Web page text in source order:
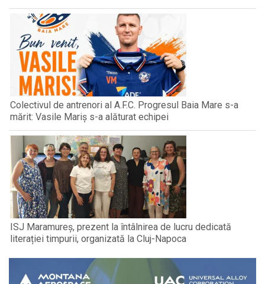
Colectivul de antrenori al A.F.C. Progresul Baia Mare s-a
mărit: Vasile Mariș s-a alăturat echipei
ISJ Maramureș, prezent la întâlnirea de lucru dedicată
literației timpurii, organizată la Cluj-Napoca